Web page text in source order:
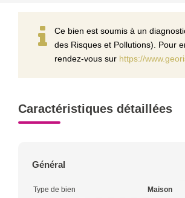
Ce bien est soumis à un
des Risques et Pollutions). Pour
rendez-vous sur https://
Caractéristiques détaillées
Général
Type de bien Maison